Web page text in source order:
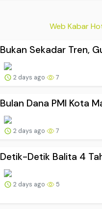
Web Kabar
Bukan Sekadar Tren,
2 days ago 7
Bulan Dana PMI Kota
2 days ago 7
Detik-Detik Balita 4
2 days ago 5